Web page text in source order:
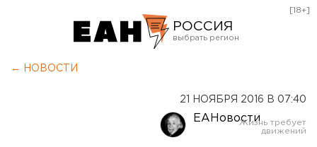
РОССИЯ
Оренбург
[18+]
← НОВОСТИ
21 НОЯБРЯ 2016 В 07:40
ЕАНовости